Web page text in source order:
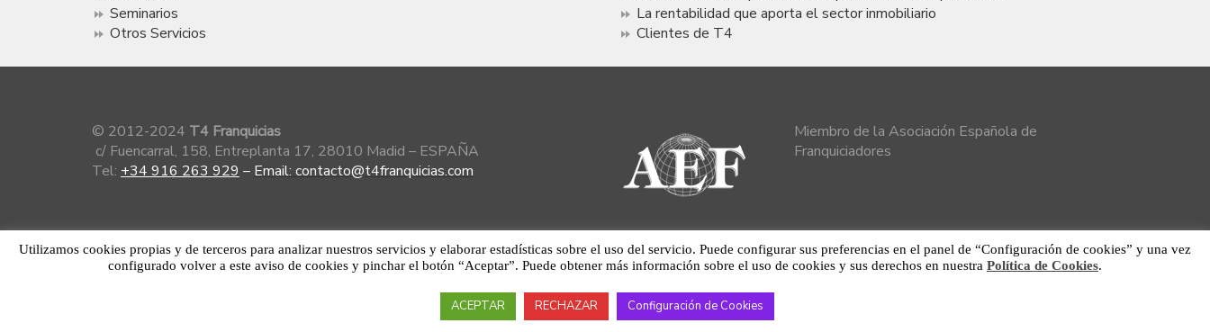
Seminarios
Otros Servicios
La rentabilidad que aporta el sector inmobiliario
Clientes de T4
© 2012-2024 T4 Franquicias
c/ Fuencarral, 158, Entreplanta 17, 28010 Madid – ESPAÑA
Tel: +34 916 263 929 – Email: contacto@t4franquicias.com
Miembro de la Asociación Española de
Franquiciadores
Utilizamos cookies propias y de terceros para analizar nuestros servicios y elaborar estadísticas sobre el uso del servicio. Puede configurar sus preferencias en el panel de “Configuración de cookies” y una vez
configurado volver a este aviso de cookies y pinchar el botón “Aceptar”. Puede obtener más información sobre el uso de cookies y sus derechos en nuestra Política de Cookies.
ACEPTAR RECHAZAR Configuración de Cookies